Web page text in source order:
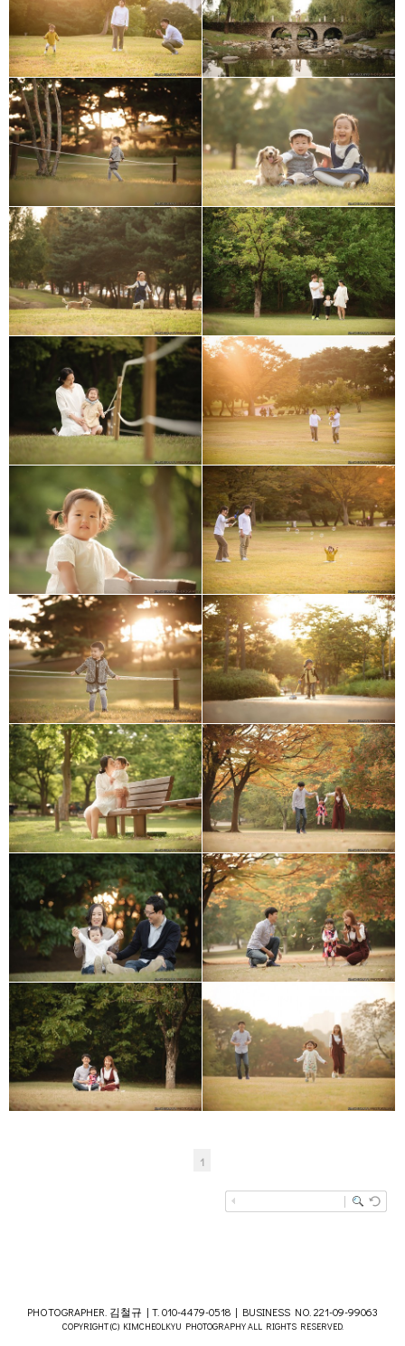
1
PHOTOGRAPHER. 김철규 | T. 010-4479-0518 | BUSINESS NO. 221-09-99063
COPYRIGHT (C) KIMCHEOLKYU PHOTOGRAPHY ALL RIGHTS RESERVED.